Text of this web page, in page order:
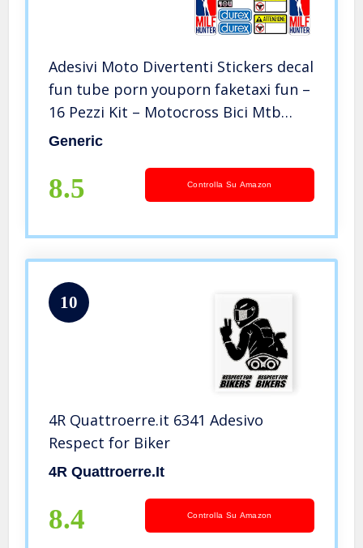
Adesivi Moto Divertenti Stickers decal
fun tube porn youporn faketaxi fun –
16 Pezzi Kit – Motocross Bici Mtb
Computer Motorino VINILE LUCIDO
Generic
8.5 Controlla Su Amazon
10
4R Quattroerre.it 6341 Adesivo
Respect for Biker
4R Quattroerre.it
8.4 Controlla Su Amazon